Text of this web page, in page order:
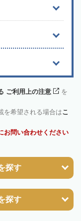
ご利用上の注意
を
を希望される場合はこ
お問い合わせください
探す
探す